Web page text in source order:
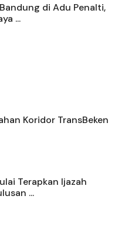
di Adu Penalti,
...
Koridor TransBeken
Terapkan Ijazah
...